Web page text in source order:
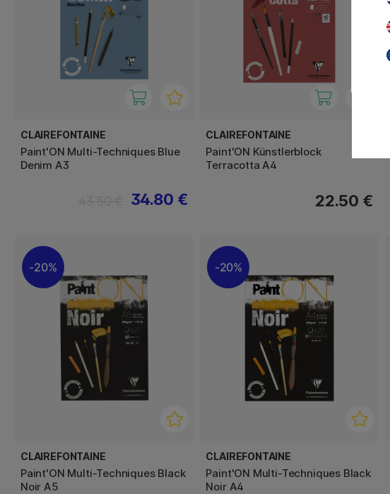
CLAIREFONTAINE
Paint'ON Multi-Techniques Blue
Denim A3
34.80 €
CLAIREFONTAINE
Paint'ON Künstlerblock
Terracotta A4
22.50 €
20%
CLAIREFONTAINE
Paint'ON Multi-Techniques Black
Noir A5
20%
CLAIREFONTAINE
Paint'ON Multi-Techniques Black
Noir A4